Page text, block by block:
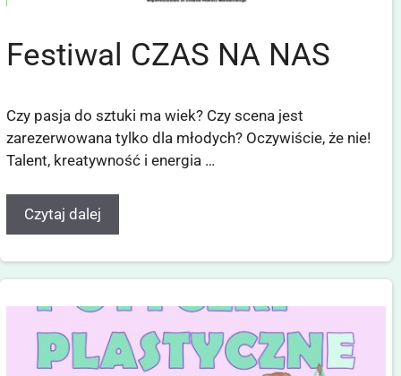
Festiwal CZAS NA NAS
Czy pasja do sztuki ma wiek? Czy scena jest
zarezerwowana tylko dla młodych? Oczywiście, że nie!
Talent, kreatywność i energia …
Czytaj dalej